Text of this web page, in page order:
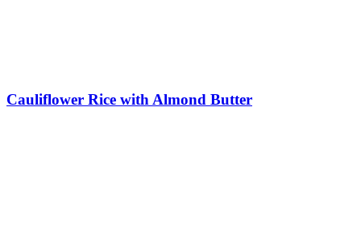
Cauliflower Rice with Almond Butter